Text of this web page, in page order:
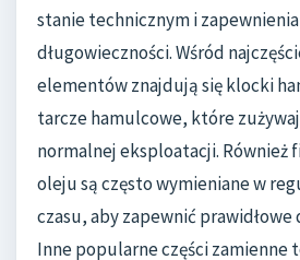
stanie technicznym i
długowieczności. Wśród
elementów znajdują się klocki
tarcze hamulcowe, które
normalnej eksploatacji.
oleju są często wymieniane w
czasu, aby zapewnić prawidłowe
Inne popularne części zamienne